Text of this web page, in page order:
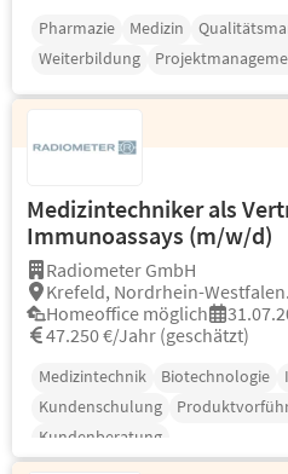
Pharmazie Medizin
Weiterbildung
Medizintechniker als
Immunoassays (m/w/d)
Radiometer GmbH
Krefeld, Nordrhein-
Homeoffice möglich
47.250 €/Jahr (geschätzt)
Medizintechnik Biotechnologie
Kundenschulung
Kundenberatung